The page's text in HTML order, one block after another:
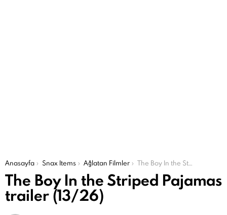
Şu an buradasın:
Anasayfa Snax Items Ağlatan Filmler The Boy In the Striped Pajamas trailer (13/26)
The Boy In the Striped Pajamas
trailer (13/26)